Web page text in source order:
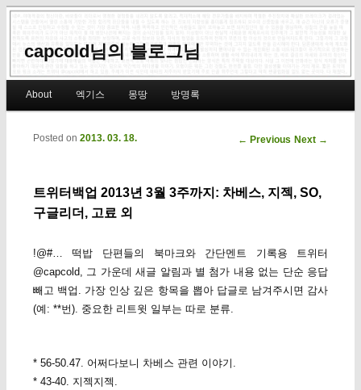
capcold님의 블로그님
Skip to primary content
Skip to secondary content
About 엑기스 몽땅 방명록
Post navigation
← Previous Next →
트위터백업 2013년 3월 3주까지: 차베스, 지젝, SO,
구글리더, 고료 외
Posted on 2013. 03. 18.
!@#… 떡밥 단편들의 북마크와 간단멘트 기록용 트위터
@capcold, 그 가운데 새글 알림과 별 첨가 내용 없는 단순 응답
빼고 백업. 가장 인상 깊은 항목을 뽑아 답글로 남겨주시면 감사
(예: **번). 중요한 리트윗 일부는 따로 분류.
* 56-50.47. 어쩌다보니 차베스 관련 이야기.
* 43-40. 지젝지젝.